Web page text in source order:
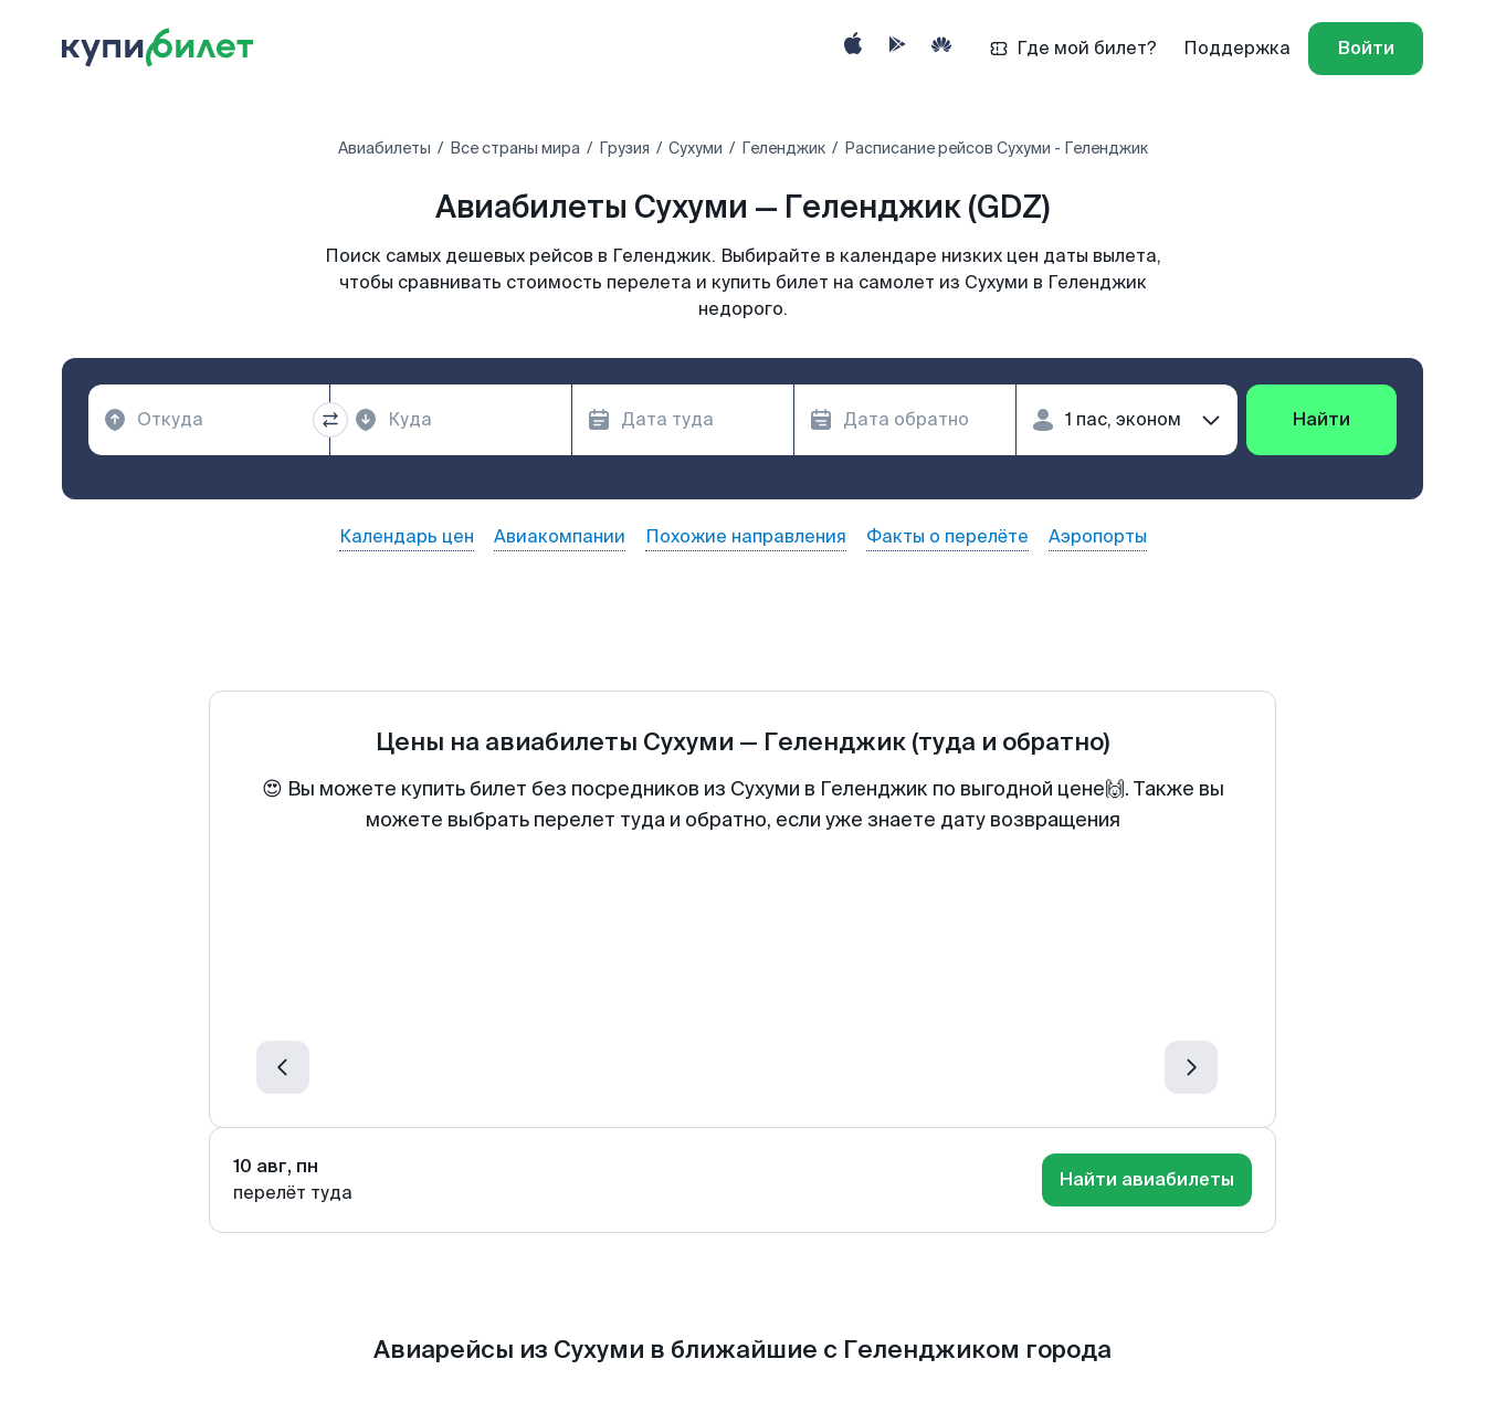
Где мой билет? Поддержка Войти
Авиабилеты Все страны мира Грузия Сухуми Геленджик Расписание рейсов Сухуми - Геленджик
Авиабилеты Сухуми — Геленджик (GDZ)
Поиск самых дешевых рейсов в Геленджик. Выбирайте в календаре низких цен даты вылета,
чтобы сравнивать стоимость перелета и купить билет на самолет из Сухуми в Геленджик
недорого.
Найти
Календарь цен Авиакомпании Похожие направления Факты о перелёте Аэропорты
Цены на авиабилеты Сухуми — Геленджик (туда и обратно)
😍 Вы можете купить билет без посредников из Сухуми в Геленджик по выгодной цене🙌. Также вы
можете выбрать перелет туда и обратно, если уже знаете дату возвращения
10 авг, пн
перелёт туда
Найти авиабилеты
Авиарейсы из Сухуми в ближайшие с Геленджиком города